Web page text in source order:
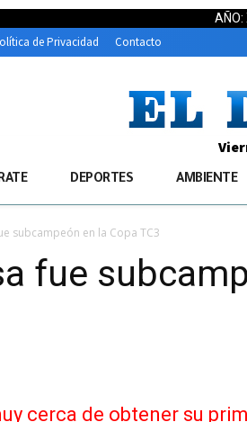
AÑO:
de Privacidad Contacto
DEPORTES AMBIENTE
subcampeón en la Copa TC3
fue
cerca de obtener su